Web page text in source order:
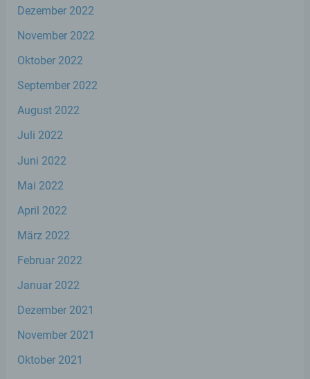
Dezember 2022
November 2022
Oktober 2022
September 2022
August 2022
Juli 2022
Juni 2022
Mai 2022
April 2022
März 2022
Februar 2022
Januar 2022
Dezember 2021
November 2021
Oktober 2021
gemeinsam mit anderen über die Zwecke
und Mittel der Verarbeitung von
personenbezogenen Daten entscheidet.
Sind die Zwecke und Mittel dieser
Verarbeitung durch das Unionsrecht oder
das Recht der Mitgliedstaaten vorgegeben,
beziehungsweise können die bestimmten
juristische Person, Behörde, Einrichtung
Daten im Auftrag des Verantwortlichen
verarbeitet.
Empfänger ist eine natürliche oder